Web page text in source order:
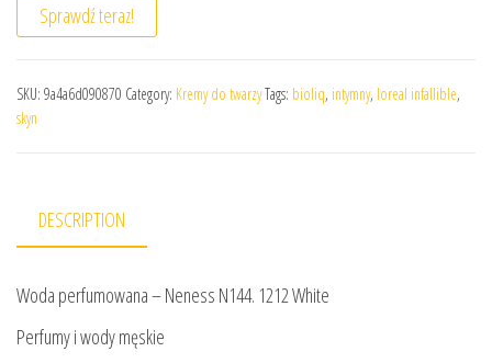
Sprawdź teraz!
SKU: 9a4a6d090870 Category: Kremy do twarzyTags: bioliq, intymny, loreal infallible,
skyn
DESCRIPTION
Woda perfumowana – Neness N144. 1212 White
Perfumy i wody męskie